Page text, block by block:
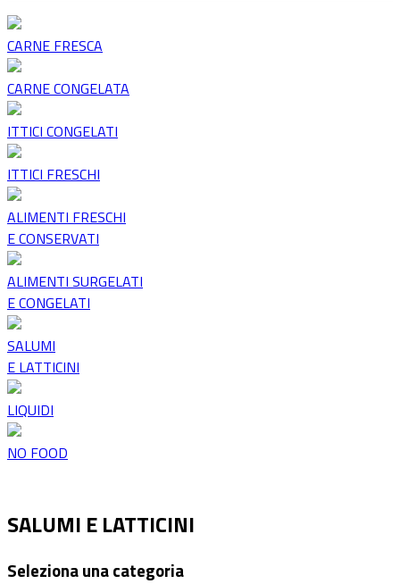
CARNE FRESCA
CARNE CONGELATA
ITTICI CONGELATI
ITTICI FRESCHI
ALIMENTI FRESCHI
E CONSERVATI
ALIMENTI SURGELATI
E CONGELATI
SALUMI
E LATTICINI
LIQUIDI
NO FOOD
SALUMI E LATTICINI
Seleziona una categoria